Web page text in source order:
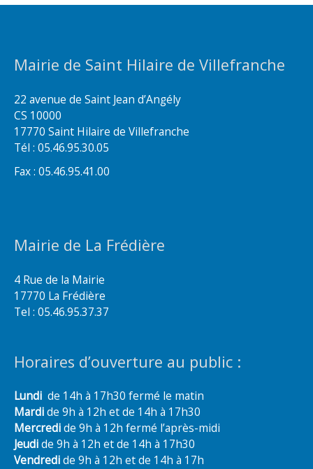
Mairie de Saint Hilaire de Villefranche
22 avenue de Saint Jean d’Angély
CS 10000
17770 Saint Hilaire de Villefranche
Tél : 05.46.95.30.05
Fax : 05.46.95.41.00
Mairie de La Frédière
4 Rue de la Mairie
17770 La Frédière
Tel : 05.46.95.37.37
Horaires d’ouverture au public :
Lundi de 14h à 17h30 fermé le matin
Mardide 9h à 12h et de 14h à 17h30
Mercredide 9h à 12h fermé l’après-midi
Jeudide 9h à 12h et de 14h à 17h30
Vendredide 9h à 12h et de 14h à 17h